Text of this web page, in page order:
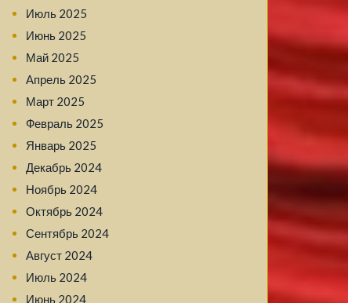
Июль 2025
Июнь 2025
Май 2025
Апрель 2025
Март 2025
Февраль 2025
Январь 2025
Декабрь 2024
Ноябрь 2024
Октябрь 2024
Сентябрь 2024
Август 2024
Июль 2024
Июнь 2024